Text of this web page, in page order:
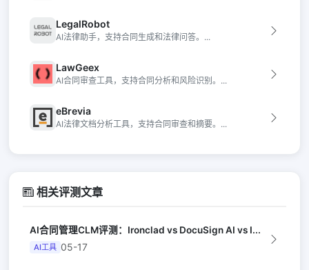
LegalRobot
AI法律助手，支持合同生成和法律问答。...
LawGeex
AI合同审查工具，支持合同分析和风险识别。...
eBrevia
AI法律文档分析工具，支持合同审查和摘要。...
相关评测文章
AI合同管理CLM评测：Ironclad vs DocuSign AI vs I...
AI工具 05-17